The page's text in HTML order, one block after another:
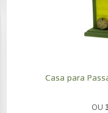
Casa para
OU